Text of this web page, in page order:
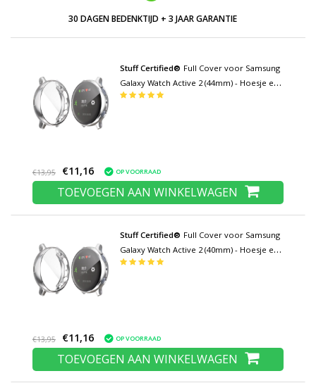
LAGE PRIJZEN EN RUIM ASSORTIMENT
Stuff Certified® Full Cover voor Samsung
Galaxy Watch Active 2 (44mm) - Hoesje en
Screen Protector - TPU Hard Case Zilver
€13,95 €11,16 OP VOORRAAD
TOEVOEGEN AAN WINKELWAGEN
Stuff Certified® Full Cover voor Samsung
Galaxy Watch Active 2 (40mm) - Hoesje en
Screen Protector - TPU Hard Case Zilver
€13,95 €11,16 OP VOORRAAD
TOEVOEGEN AAN WINKELWAGEN